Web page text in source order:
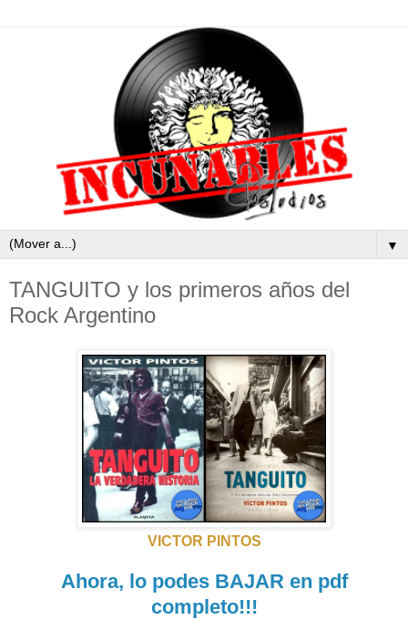
▼
TANGUITO y los primeros años del
Rock Argentino
VICTOR PINTOS
Ahora, lo podes BAJAR en pdf
completo!!!